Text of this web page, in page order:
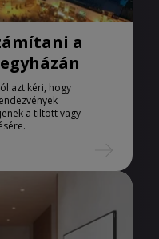
a
azt kéri, hogy
a tiltott vagy